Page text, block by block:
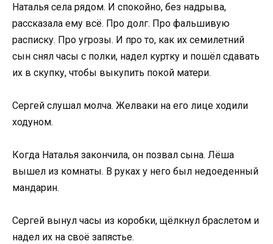
Наталья села рядом. И спокойно, без надрыва,
рассказала ему всё. Про долг. Про фальшивую
расписку. Про угрозы. И про то, как их семилетний
сын снял часы с полки, надел куртку и пошёл сдавать
их в скупку, чтобы выкупить покой матери.
Сергей слушал молча. Желваки на его лице ходили
ходуном.
Когда Наталья закончила, он позвал сына. Лёша
вышел из комнаты. В руках у него был недоеденный
мандарин.
Сергей вынул часы из коробки, щёлкнул браслетом и
надел их на своё запястье.